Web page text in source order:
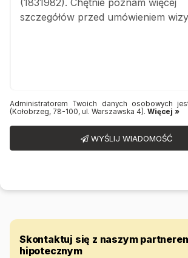
Administratorem Twoich danych osobowych
(Kołobrzeg, 78-100, ul. Warszawska 4). Więcej »
WYŚLIJ WIADOMOŚĆ
Skontaktuj się z naszym
hipotecznym